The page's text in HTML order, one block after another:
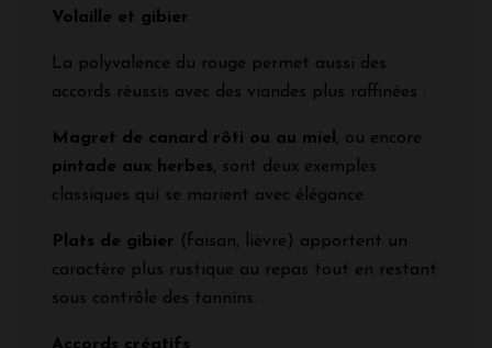
Volaille et gibier
La polyvalence du rouge permet aussi des
accords réussis avec des viandes plus raffinées :
Magret de canard rôti ou au miel , ou encore
pintade aux herbes, sont deux exemples
classiques qui se marient avec élégance.
Plats de gibier (faisan, lièvre) apportent un
caractère plus rustique au repas tout en restant
sous contrôle des tannins.
Accords créatifs